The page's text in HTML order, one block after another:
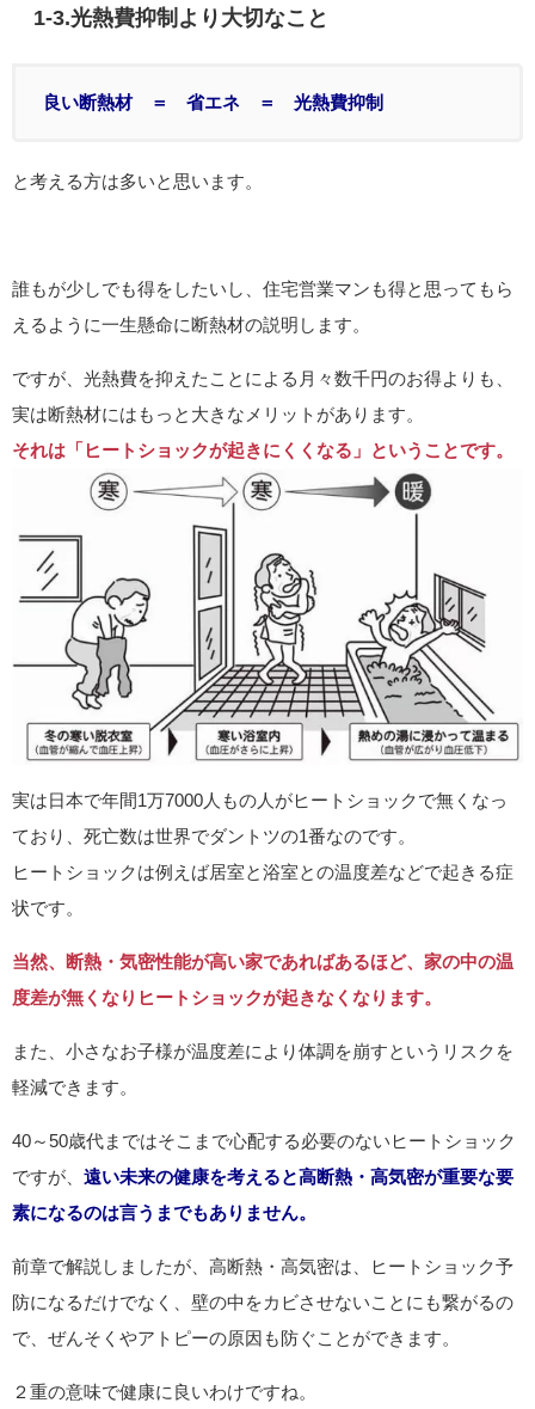
1-3.光熱費抑制より大切なこと
良い断熱材 ＝ 省エネ ＝ 光熱費抑制
と考える方は多いと思います。
誰もが少しでも得をしたいし、住宅営業マンも得と思ってもら
えるように一生懸命に断熱材の説明します。
ですが、光熱費を抑えたことによる月々数千円のお得よりも、
実は断熱材にはもっと大きなメリットがあります。
それは「ヒートショックが起きにくくなる」ということです。
実は日本で年間1万7000人もの人がヒートショックで無くなっ
ており、死亡数は世界でダントツの1番なのです。
ヒートショックは例えば居室と浴室との温度差などで起きる症
状です。
当然、断熱・気密性能が高い家であればあるほど、家の中の温
度差が無くなりヒートショックが起きなくなります。
また、小さなお子様が温度差により体調を崩すというリスクを
軽減できます。
40～50歳代まではそこまで心配する必要のないヒートショック
ですが、 遠い未来の健康を考えると高断熱・高気密が重要な要
素になるのは言うまでもありません。
前章で解説しましたが、高断熱・高気密は、ヒートショック予
防になるだけでなく、壁の中をカビさせないことにも繋がるの
で、ぜんそくやアトピーの原因も防ぐことができます。
２重の意味で健康に良いわけですね。